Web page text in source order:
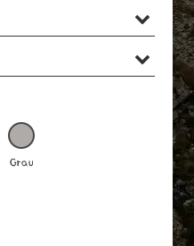
Trausch
Pfronten,
Grau